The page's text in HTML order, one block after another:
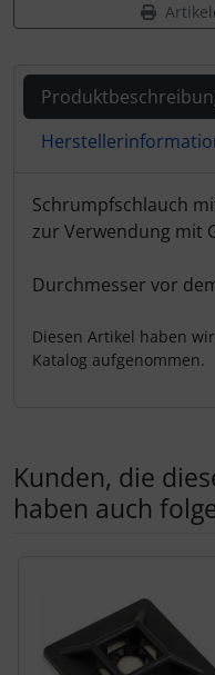
Schrumpfschlauch
zur Verwendung mit
Durchmesser vor
Diesen Artikel haben
Katalog aufgenommen.
Kunden, die
haben auch